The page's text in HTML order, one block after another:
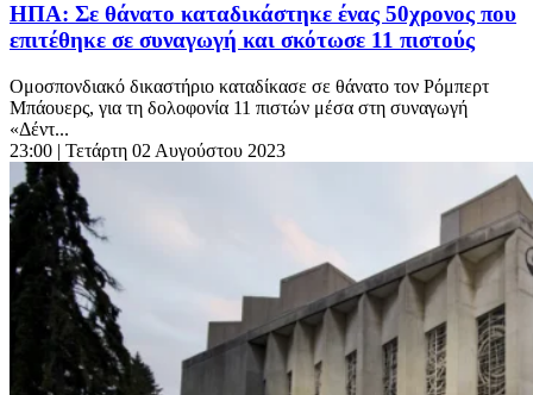
ΗΠΑ: Σε θάνατο καταδικάστηκε ένας 50χρονος που
επιτέθηκε σε συναγωγή και σκότωσε 11 πιστούς
Ομοσπονδιακό δικαστήριο καταδίκασε σε θάνατο τον Ρόμπερτ
Μπάουερς, για τη δολοφονία 11 πιστών μέσα στη συναγωγή
«Δέντ...
23:00 | Τετάρτη 02 Αυγούστου 2023